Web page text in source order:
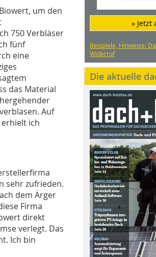
um den
750 Verbläser
fünf
eine
das Material
Auf
ich
sehr zufrieden.
dem Ärger
Firma
direkt
verlegt. Das
Ich bin
» Jetzt
Beispiele, Hinweise:
Widerruf
Die aktuelle